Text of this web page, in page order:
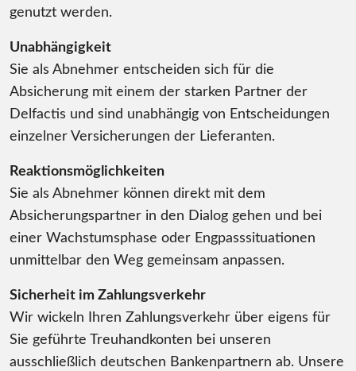
genutzt werden.
Unabhängigkeit
Sie als Abnehmer entscheiden sich für die
Absicherung mit einem der starken Partner der
Delfactis und sind unabhängig von Entscheidungen
einzelner Versicherungen der Lieferanten.
Reaktionsmöglichkeiten
Sie als Abnehmer können direkt mit dem
Absicherungspartner in den Dialog gehen und bei
einer Wachstumsphase oder Engpasssituationen
unmittelbar den Weg gemeinsam anpassen.
Sicherheit im Zahlungsverkehr
Wir wickeln Ihren Zahlungsverkehr über eigens für
Sie geführte Treuhandkonten bei unseren
ausschließlich deutschen Bankenpartnern ab. Unsere